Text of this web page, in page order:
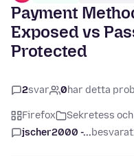
Payment
Exposed vs
Protected
2svar 0har detta
Firefox Sekretess
jscher2000 -...besvarat